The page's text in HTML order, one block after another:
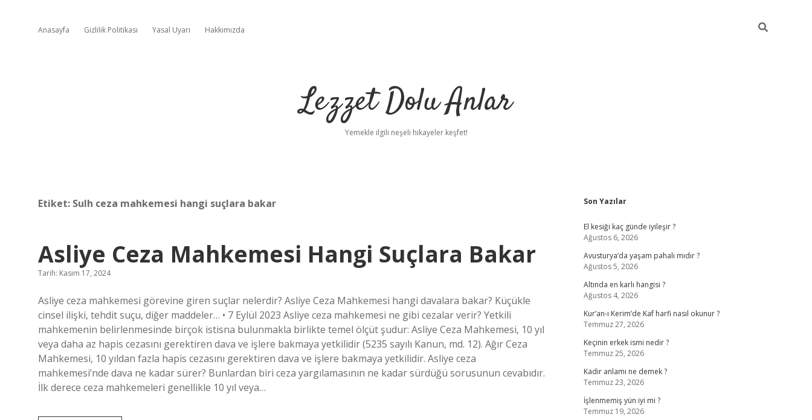
Anasayfa Gizlilik Politikası Yasal Uyarı Hakkımızda
Lezzet Dolu Anlar
Yemekle ilgili neşeli hikayeler keşfet!
Etiket: Sulh ceza mahkemesi hangi suçlara bakar
Asliye Ceza Mahkemesi Hangi Suçlara Bakar
Tarih: Kasım 17, 2024
Asliye ceza mahkemesi görevine giren suçlar nelerdir? Asliye Ceza Mahkemesi hangi davalara bakar? Küçükle
cinsel ilişki, tehdit suçu, diğer maddeler… • 7 Eylül 2023 Asliye ceza mahkemesi ne gibi cezalar verir? Yetkili
mahkemenin belirlenmesinde birçok istisna bulunmakla birlikte temel ölçüt şudur: Asliye Ceza Mahkemesi, 10 yıl
veya daha az hapis cezasını gerektiren dava ve işlere bakmaya yetkilidir (5235 sayılı Kanun, md. 12). Ağır Ceza
Mahkemesi, 10 yıldan fazla hapis cezasını gerektiren dava ve işlere bakmaya yetkilidir. Asliye ceza
mahkemesi’nde dava ne kadar sürer? Bunlardan biri ceza yargılamasının ne kadar sürdüğü sorusunun cevabıdır.
İlk derece ceza mahkemeleri genellikle 10 yıl veya…
Sidebar
Son Yazılar
El kesiği kaç günde iyileşir ?
Ağustos 6, 2026
Avusturya’da yaşam pahalı mıdır ?
Ağustos 5, 2026
Altında en karlı hangisi ?
Ağustos 4, 2026
Kur’an-ı Kerim’de Kaf harfi nasıl okunur ?
Temmuz 27, 2026
Keçinin erkek ismi nedir ?
Temmuz 25, 2026
Kadir anlamı ne demek ?
Temmuz 23, 2026
İşlenmemiş yün iyi mi ?
Temmuz 19, 2026
ilbet giriş